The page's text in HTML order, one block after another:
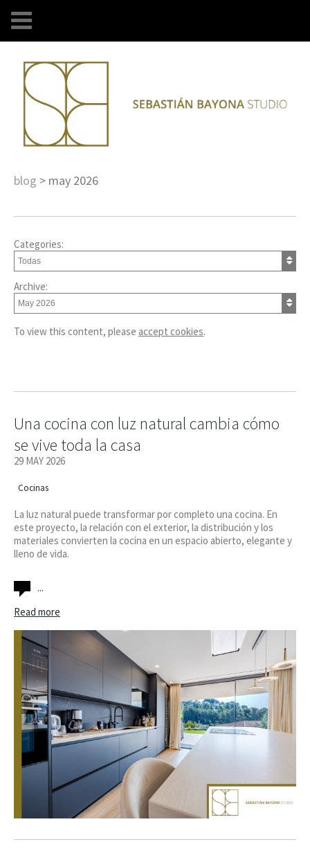
blog > may 2026
Categories:
Archive:
To view this content, please accept cookies.
Una cocina con luz natural cambia cómo
se vive toda la casa
29 MAY 2026
Cocinas
La luz natural puede transformar por completo una cocina. En
este proyecto, la relación con el exterior, la distribución y los
materiales convierten la cocina en un espacio abierto, elegante y
lleno de vida.
...
Read more